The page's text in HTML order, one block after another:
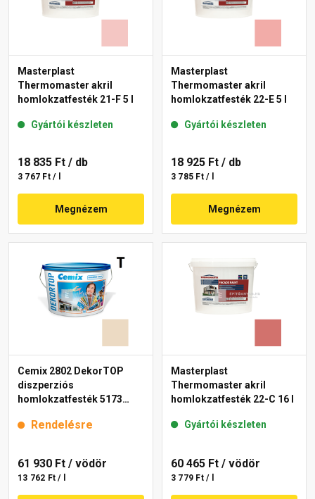
Masterplast
Thermomaster akril
homlokzatfesték 21-F 5 l
Gyártói készleten
18 835 Ft / db
3 767 Ft / l
Megnézem
Masterplast
Thermomaster akril
homlokzatfesték 22-E 5 l
Gyártói készleten
18 925 Ft / db
3 785 Ft / l
Megnézem
Cemix 2802 DekorTOP
diszperziós
homlokzatfesték 5173
Rendelésre
61 930 Ft / vödör
13 762 Ft / l
Masterplast
Thermomaster akril
homlokzatfesték 22-C 16 l
Gyártói készleten
60 465 Ft / vödör
3 779 Ft / l